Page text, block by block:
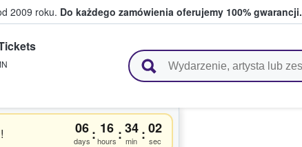
2009 roku. Do każdego zamówienia oferujemy 100% gwarancji.
i kibice kupują i sprzedają bilety
06
days : 16
hours :34
min :01
sec